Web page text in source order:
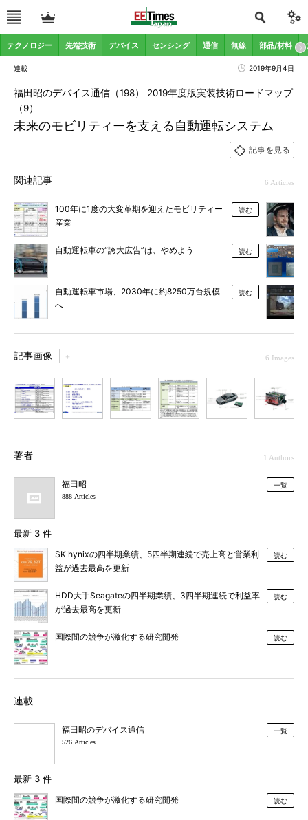
テクノロジー 先端技術 デバイス センシング 通信 無線 部品/材料
連載 2019年9月4日
未来のモビリティーを支える自動運転システム
福田昭のデバイス通信（198） 2019年度版実装技術ロードマップ
（9）
記事を見る
関連記事 6 Articles
100年に1度の大変革期を迎えたモビリティー
産業
読む
自動運転車の“誇大広告”は、やめよう 読む
自動運転車市場、2030年に約8250万台規模
へ
読む
記事画像 ＋ 6 Images
著者 1 Authors
福田昭
888 Articles
一覧
最新 3 件
SK hynixの四半期業績、5四半期連続で売上高と営業利
益が過去最高を更新
読む
HDD大手Seagateの四半期業績、3四半期連続で利益率
が過去最高を更新
読む
国際間の競争が激化する研究開発 読む
連載
福田昭のデバイス通信
526 Articles
一覧
最新 3 件
国際間の競争が激化する研究開発 読む